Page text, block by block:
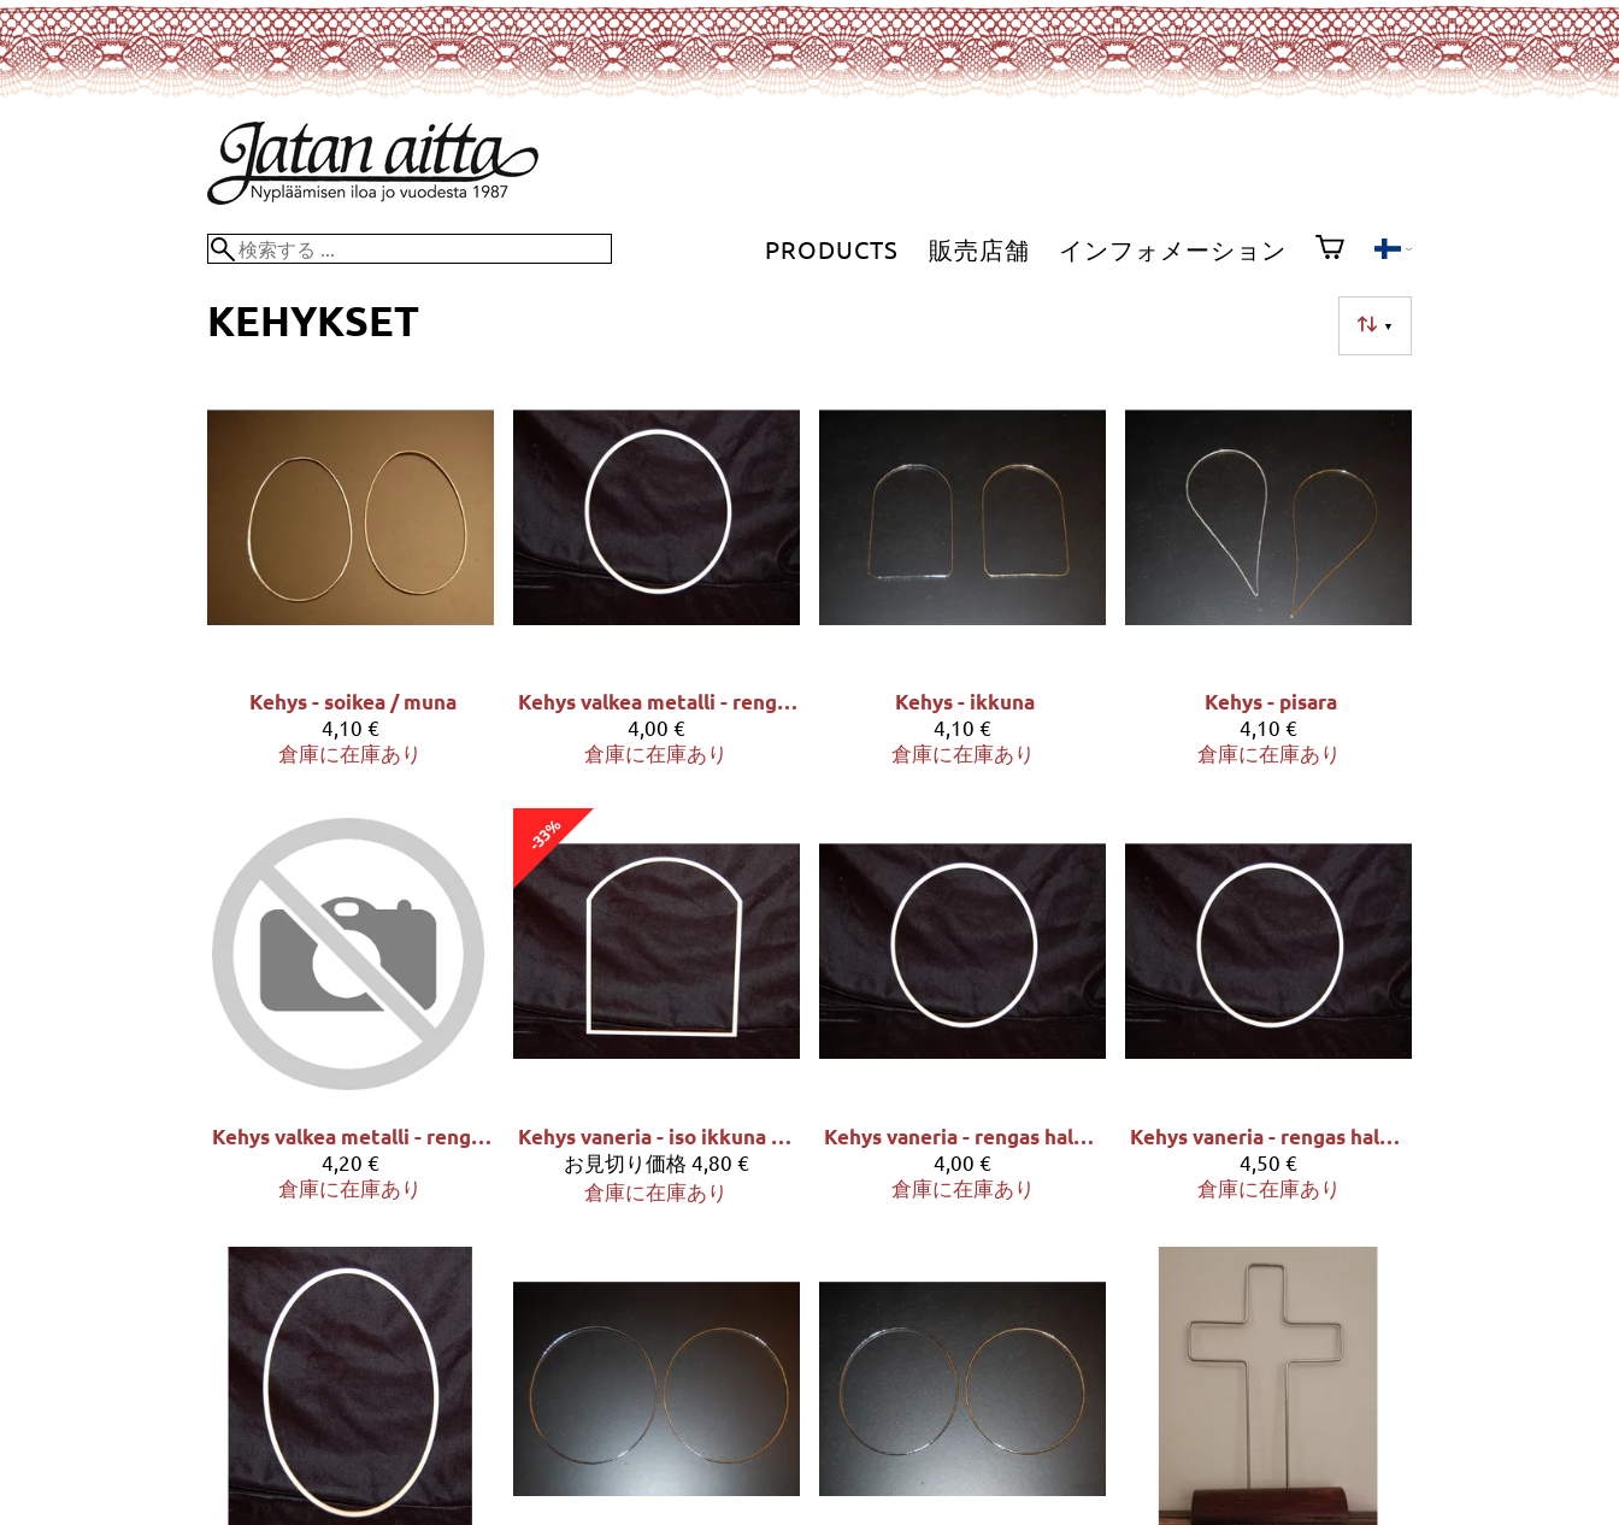
PRODUCTS 販売店舗 インフォメーション
▼
KEHYKSET
Kehys - soikea / muna
4,10 €
倉庫に在庫あり
Kehys valkea metalli - rengas halk. 18cm
4,00 €
倉庫に在庫あり
Kehys - ikkuna
4,10 €
倉庫に在庫あり
Kehys - pisara
4,10 €
倉庫に在庫あり
Kehys valkea metalli - rengas halk. 20cm
4,20 €
倉庫に在庫あり
-33%
Kehys vaneria - iso ikkuna n. 23cm
お見切り価格 4,80 €
倉庫に在庫あり
Kehys vaneria - rengas halk. 12cm
4,00 €
倉庫に在庫あり
Kehys vaneria - rengas halk. 19cm
4,50 €
倉庫に在庫あり